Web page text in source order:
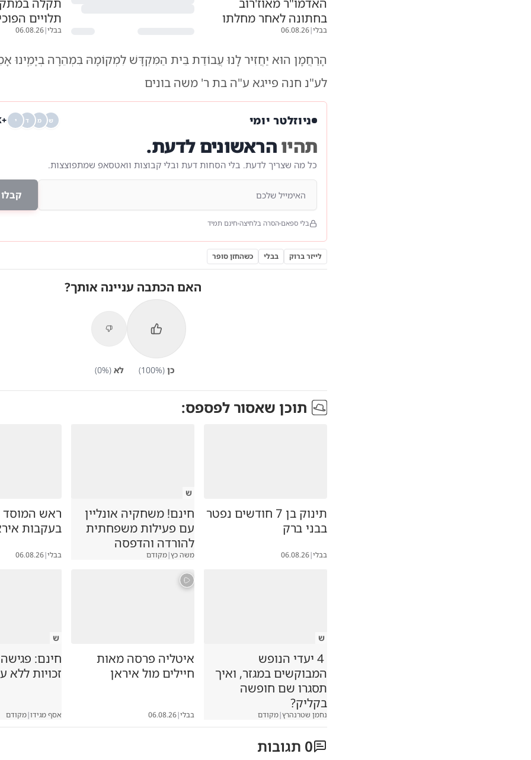
האדמו"ר מאוז'רוב
בחתונה לאחר מחלתו
בבלי|
06.08.26
תקלה
תלויים
בבלי|
06.08.26
הָרַחֲמָן הוּא יַחֲזִיר לָֽנוּ עֲבוֹדַת בֵּית הַמִּקְדָּשׁ לִמְקוֹמָהּ בִּמְהֵרָה בְיָמֵֽינוּ
לע"נ חנה פייגא ע"ה בת ר' משה בונים
ניוזלטר יומי ש מ ד י +68K
תהיוהראשונים לדעת.
כל מה שצריך לדעת. בלי הסחות דעת ובלי קבוצות וואטסאפ שמתפוצצות.
בלי ספאם הסרה בלחיצה חינם תמיד
לייזר ברוק בבלי כשהחזן סופר
האם הכתבה עניינה אותך?
כן (
100%) לא (
0%)
תוכן שאסור לפספס:
תינוק בן 7 חודשים נפטר
בבני ברק
בבלי|
06.08.26
ש
חינם! משחקיה אונליין
עם פעילות משפחתית
להורדה והדפסה
משה כץ|מקודם
ראש המוסד
בעקבות
בבלי|
06.08.26
ש
4 יעדי הנופש
המבוקשים במגזר, ואיך
תסגרו שם חופשה
בקליק?
נחמן שטרנהרץ|מקודם
איטליה פרסה מאות
חיילים מול איראן
בבלי|
06.08.26
ש
חינם:
זכויות ללא
אסף מגידו|מקודם
0 תגובות